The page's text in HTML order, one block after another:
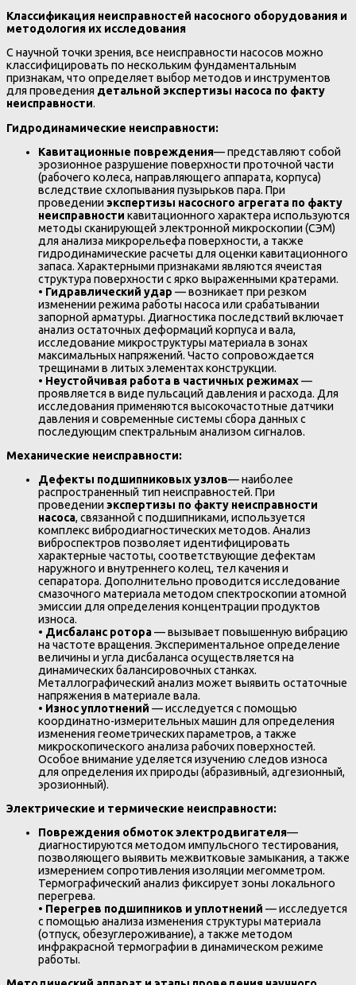
Классификация неисправностей насосного оборудования и
методология их исследования
С научной точки зрения, все неисправности насосов можно
классифицировать по нескольким фундаментальным
признакам, что определяет выбор методов и инструментов
для проведения детальной экспертизы насоса по факту
неисправности.
Гидродинамические неисправности:
Кавитационные повреждения— представляют собой
эрозионное разрушение поверхности проточной части
(рабочего колеса, направляющего аппарата, корпуса)
вследствие схлопывания пузырьков пара. При
проведении экспертизы насосного агрегата по факту
неисправности кавитационного характера используются
методы сканирующей электронной микроскопии (СЭМ)
для анализа микрорельефа поверхности, а также
гидродинамические расчеты для оценки кавитационного
запаса. Характерными признаками являются ячеистая
структура поверхности с ярко выраженными кратерами.
• Гидравлический удар — возникает при резком
изменении режима работы насоса или срабатывании
запорной арматуры. Диагностика последствий включает
анализ остаточных деформаций корпуса и вала,
исследование микроструктуры материала в зонах
максимальных напряжений. Часто сопровождается
трещинами в литых элементах конструкции.
• Неустойчивая работа в частичных режимах—
проявляется в виде пульсаций давления и расхода. Для
исследования применяются высокочастотные датчики
давления и современные системы сбора данных с
последующим спектральным анализом сигналов.
Механические неисправности:
Дефекты подшипниковых узлов— наиболее
распространенный тип неисправностей. При
проведении экспертизы по факту неисправности
насоса, связанной с подшипниками, используется
комплекс вибродиагностических методов. Анализ
виброспектров позволяет идентифицировать
характерные частоты, соответствующие дефектам
наружного и внутреннего колец, тел качения и
сепаратора. Дополнительно проводится исследование
смазочного материала методом спектроскопии атомной
эмиссии для определения концентрации продуктов
износа.
• Дисбаланс ротора— вызывает повышенную вибрацию
на частоте вращения. Экспериментальное определение
величины и угла дисбаланса осуществляется на
динамических балансировочных станках.
Металлографический анализ может выявить остаточные
напряжения в материале вала.
• Износ уплотнений — исследуется с помощью
координатно-измерительных машин для определения
изменения геометрических параметров, а также
микроскопического анализа рабочих поверхностей.
Особое внимание уделяется изучению следов износа
для определения их природы (абразивный, адгезионный,
эрозионный).
Электрические и термические неисправности:
Повреждения обмоток электродвигателя—
диагностируются методом импульсного тестирования,
позволяющего выявить межвитковые замыкания, а также
измерением сопротивления изоляции мегомметром.
Термографический анализ фиксирует зоны локального
перегрева.
• Перегрев подшипников и уплотнений — исследуется
с помощью анализа изменения структуры материала
(отпуск, обезуглероживание), а также методом
инфракрасной термографии в динамическом режиме
работы.